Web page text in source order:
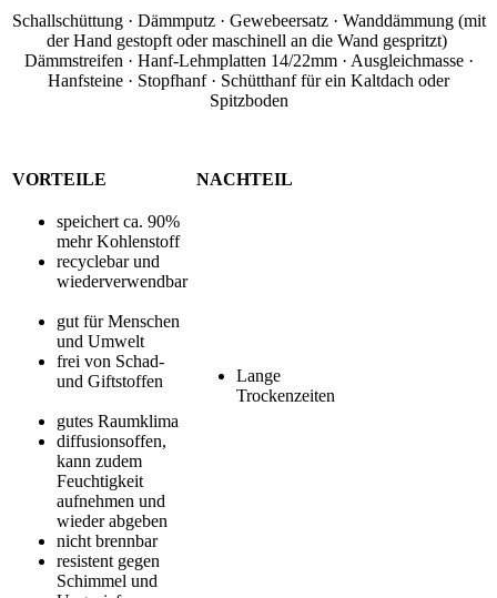
Schallschüttung · Dämmputz · Gewebeersatz · Wanddämmung (mit
der Hand gestopft oder maschinell an die Wand gespritzt)
Dämmstreifen · Hanf-Lehmplatten 14/22mm · Ausgleichmasse ·
Hanfsteine · Stopfhanf · Schütthanf für ein Kaltdach oder
Spitzboden
VORTEILE NACHTEIL
speichert ca. 90%
mehr Kohlenstoff
recyclebar und
wiederverwendbar
gut für Menschen
und Umwelt
frei von Schad-
und Giftstoffen
gutes Raumklima
diffusionsoffen,
kann zudem
Feuchtigkeit
aufnehmen und
wieder abgeben
nicht brennbar
resistent gegen
Schimmel und
Lange
Trockenzeiten